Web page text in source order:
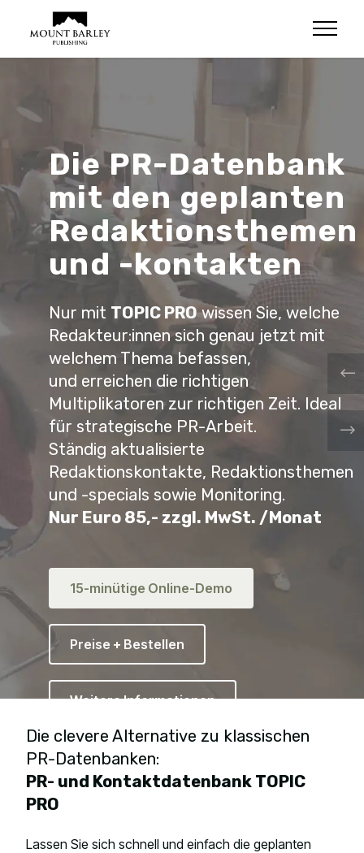
Die PR-Datenbank
mit den geplanten
Redaktionsthemen
und -kontakten
Nur mit TOPIC PROwissen Sie, welche
Redakteur:innen sich genau jetzt mit
welchem Thema befassen,
und erreichen die richtigen
Multiplikatoren zur richtigen Zeit. Ideal
für strategische PR-Arbeit.
Ständig aktualisierte
Redaktionskontakte, Redaktionsthemen
und -specials sowie Monitoring.
Nur Euro 85,- zzgl. MwSt. /Monat
15-minütige Online-Demo
Preise + Bestellen
Weitere Informationen
Die clevere Alternative zu klassischen
PR-Datenbanken:
PR- und Kontaktdatenbank TOPIC
PRO
Lassen Sie sich schnell und einfach die geplanten